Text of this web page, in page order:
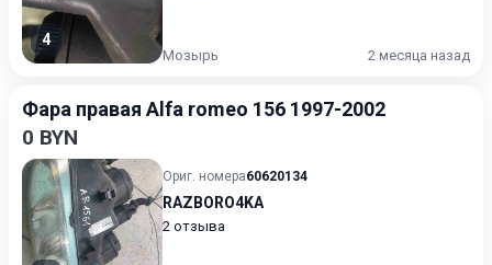
4
Мозырь 2 месяца назад
Фара правая Alfa romeo 156 1997-2002
0 BYN
Ориг. номера60620134
RAZBORO4KA
2 отзыва